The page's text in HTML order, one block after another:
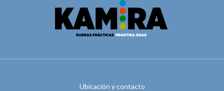
Ubicación y contacto